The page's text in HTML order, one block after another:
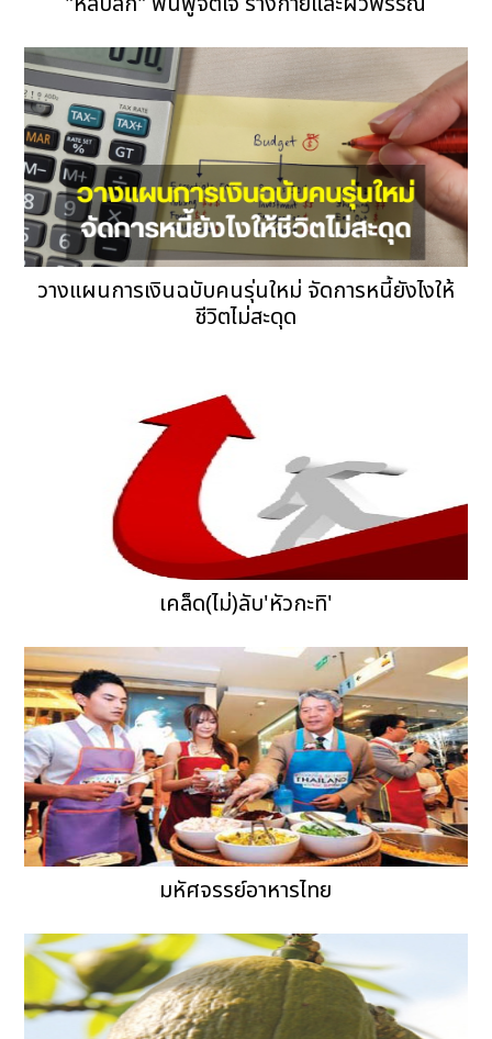
วางแผนการเงินฉบับคนรุ่นใหม่ จัดการหนี้ยังไงให้
ชีวิตไม่สะดุด
เคล็ด(ไม่)ลับ'หัวกะทิ'
มหัศจรรย์อาหารไทย